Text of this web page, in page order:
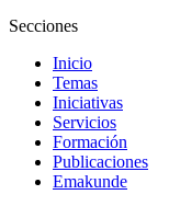
Secciones
Inicio
Temas
Iniciativas
Servicios
Formación
Publicaciones
Emakunde